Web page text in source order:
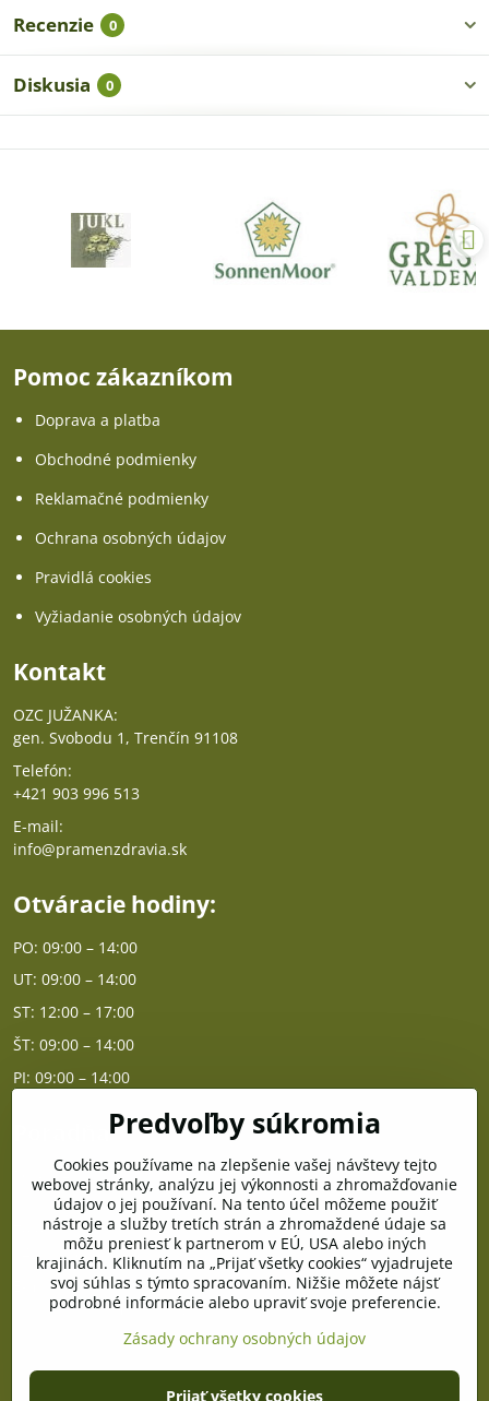
Recenzie 0
Diskusia 0
Pomoc zákazníkom
Doprava a platba
Obchodné podmienky
Reklamačné podmienky
Ochrana osobných údajov
Pravidlá cookies
Vyžiadanie osobných údajov
Kontakt
OZC JUŽANKA:
gen. Svobodu 1, Trenčín 91108
Telefón:
+421 903 996 513
E-mail:
info@pramenzdravia.sk
Otváracie hodiny:
PO: 09:00 – 14:00
UT: 09:00 – 14:00
ST: 12:00 – 17:00
ŠT: 09:00 – 14:00
PI: 09:00 – 14:00
PO - PIA od 10:00 do 14:00
Telefón poradňa:
+421 903 996 513
E-mail:
poradna@pramenzdravia.sk
©2026Copyright
Predvoľby súkromia
Cookies používame na zlepšenie vašej návštevy tejto
webovej stránky, analýzu jej výkonnosti a zhromažďovanie
údajov o jej používaní. Na tento účel môžeme použiť
nástroje a služby tretích strán a zhromaždené údaje sa
môžu preniesť k partnerom v EÚ, USA alebo iných
krajinách. Kliknutím na „Prijať všetky cookies“ vyjadrujete
svoj súhlas s týmto spracovaním. Nižšie môžete nájsť
podrobné informácie alebo upraviť svoje preferencie.
Zásady ochrany osobných údajov
Prijať všetky cookies